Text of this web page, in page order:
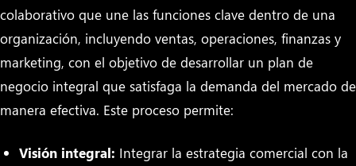
colaborativo que une las funciones clave dentro de una
organización, incluyendo ventas, operaciones, finanzas y
marketing, con el objetivo de desarrollar un plan de
negocio integral que satisfaga la demanda del mercado de
manera efectiva. Este proceso permite:
Visión integral: Integrar la estrategia comercial con la